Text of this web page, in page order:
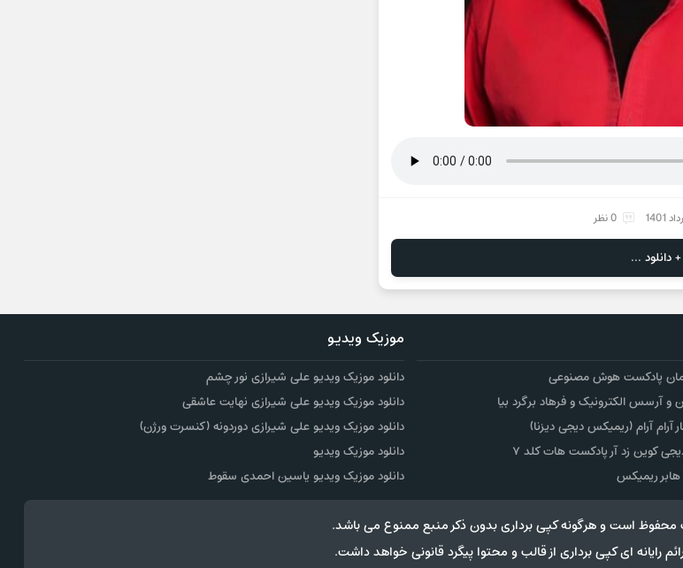
0 نظر
دانلود ...
پادکست هوش مصنوعی
آرسس الکترونیک و فرهاد برگرد بیا
آرام (ریمیکس دیجی دیزنا)
کوین زد آر پادکست هات کلد ۷
ریمیکس
موزیک ویدیو
دانلود موزیک ویدیو علی شیرازی نور چشم
دانلود موزیک ویدیو علی شیرازی نهایت عاشقی
دانلود موزیک ویدیو علی شیرازی دوردونه (کنسرت ورژن)
دانلود موزیک ویدیو
دانلود موزیک ویدیو یاسین احمدی سقوط
است و هرگونه کپی برداری بدون ذکر منبع ممنوع می باشد.